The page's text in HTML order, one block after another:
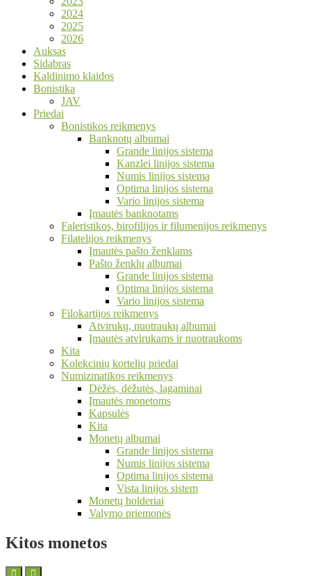
2024
2025
2026
Auksas
Sidabras
Kaldinimo klaidos
Bonistika
JAV
Priedai
Bonistikos reikmenys
Banknotų albumai
Grande linijos sistema
Kanzlei linijos sistema
Numis linijos sistema
Optima linijos sistema
Vario linijos sistema
Įmautės banknotams
Faleristikos, birofilijos ir filumenijos reikmenys
Filatelijos reikmenys
Įmautės pašto ženklams
Pašto ženklų albumai
Grande linijos sistema
Optima linijos sistema
Vario linijos sistema
Filokartijos reikmenys
Atvirukų, nuotraukų albumai
Įmautės atvirukams ir nuotraukoms
Kita
Kolekcinių kortelių priedai
Numizmatikos reikmenys
Dėžės, dėžutės, lagaminai
Įmautės monetoms
Kapsulės
Kita
Monetų albumai
Grande linijos sistema
Numis linijos sistema
Optima linijos sistema
Vista linijos sistem
Monetų holderiai
Valymo priemonės
Kitos monetos